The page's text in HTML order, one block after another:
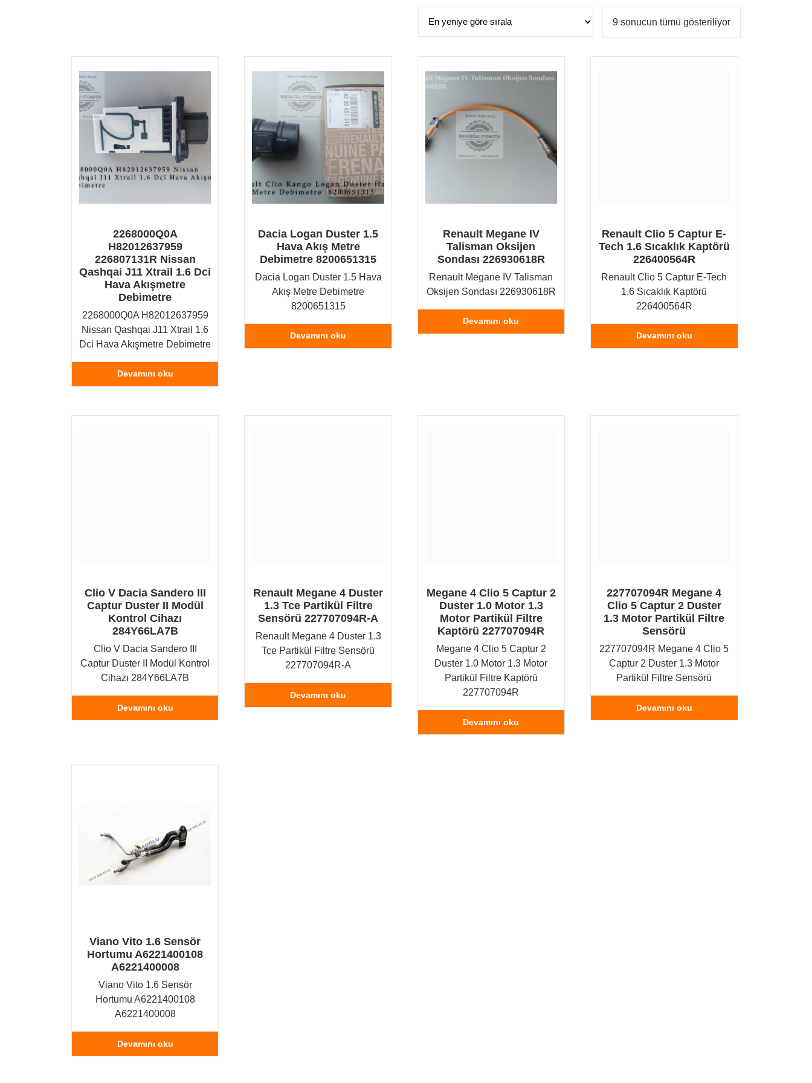
9 sonucun tümü gösteriliyorEn
2268000Q0A
H82012637959
226807131R Nissan
Qashqai J11 Xtrail 1.6 Dci
Hava Akışmetre
Debimetre
2268000Q0A H82012637959
Nissan Qashqai J11 Xtrail 1.6
Dci Hava Akışmetre Debimetre
Devamını oku
Dacia Logan Duster 1.5
Hava Akış Metre
Debimetre 8200651315
Dacia Logan Duster 1.5 Hava
Akış Metre Debimetre
8200651315
Devamını oku
Renault Megane IV
Talisman Oksijen
Sondası 226930618R
Renault Megane IV Talisman
Oksijen Sondası 226930618R
Devamını oku
Renault Clio 5 Captur E-
Tech 1.6 Sıcaklık Kaptörü
226400564R
Renault Clio 5 Captur E-Tech
1.6 Sıcaklık Kaptörü
226400564R
Devamını oku
Clio V Dacia Sandero III
Captur Duster II Modül
Kontrol Cihazı
284Y66LA7B
Clio V Dacia Sandero III
Captur Duster II Modül Kontrol
Cihazı 284Y66LA7B
Devamını oku
Renault Megane 4 Duster
1.3 Tce Partikül Filtre
Sensörü 227707094R-A
Renault Megane 4 Duster 1.3
Tce Partikül Filtre Sensörü
227707094R-A
Devamını oku
Megane 4 Clio 5 Captur 2
Duster 1.0 Motor 1.3
Motor Partikül Filtre
Kaptörü 227707094R
Megane 4 Clio 5 Captur 2
Duster 1.0 Motor 1.3 Motor
Partikül Filtre Kaptörü
227707094R
Devamını oku
227707094R Megane 4
Clio 5 Captur 2 Duster
1.3 Motor Partikül Filtre
Sensörü
227707094R Megane 4 Clio 5
Captur 2 Duster 1.3 Motor
Partikül Filtre Sensörü
Devamını oku
Viano Vito 1.6 Sensör
Hortumu A6221400108
A6221400008
Viano Vito 1.6 Sensör
Hortumu A6221400108
A6221400008
Devamını oku